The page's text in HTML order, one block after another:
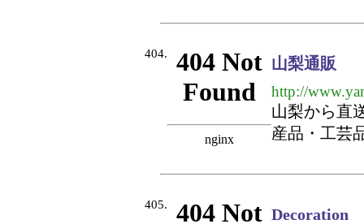
404.
山梨通販
http://
山梨から直
産品・工芸
405.
Decoration